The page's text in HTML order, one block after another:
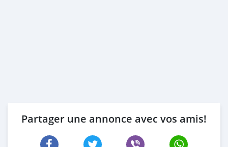
Partager une annonce avec vos amis!